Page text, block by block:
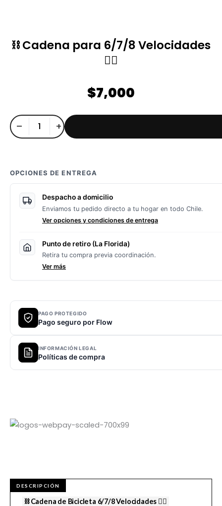
⛓️ Cadena para 6/7/8 Velocidades
🚴‍♀️
$7,000
– +
OPCIONES DE ENTREGA
Despacho a domicilio
Enviamos tu pedido directo a tu hogar en todo Chile.
Ver opciones y condiciones de entrega
Punto de retiro (La Florida)
Retira tu compra previa coordinación.
Ver más
PAGO PROTEGIDO
Pago seguro por Flow
INFORMACIÓN LEGAL
Políticas de compra
⛓️ Cadena de Bicicleta 6/7/8 Velocidades 🚴‍♂️